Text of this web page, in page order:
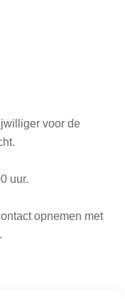
voor de
uur.
opnemen met